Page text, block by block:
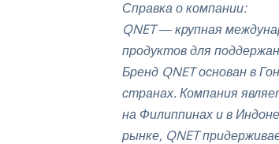
Справка о компании:
QNET ― крупная
продуктов для
Бренд QNET основан в
странах. Компания
на Филиппинах и в
рынке, QNET